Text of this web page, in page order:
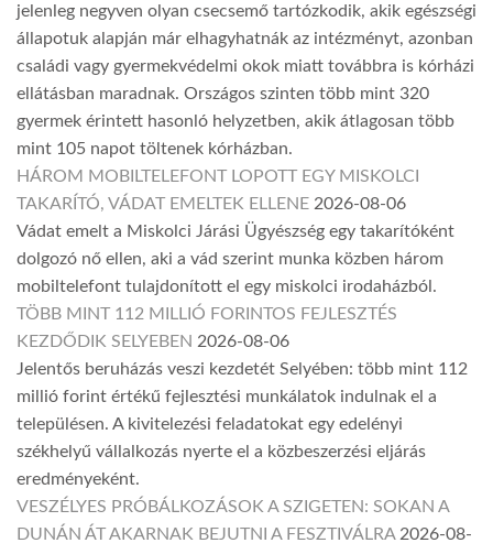
jelenleg negyven olyan csecsemő tartózkodik, akik egészségi
állapotuk alapján már elhagyhatnák az intézményt, azonban
családi vagy gyermekvédelmi okok miatt továbbra is kórházi
ellátásban maradnak. Országos szinten több mint 320
gyermek érintett hasonló helyzetben, akik átlagosan több
mint 105 napot töltenek kórházban.
HÁROM MOBILTELEFONT LOPOTT EGY MISKOLCI
TAKARÍTÓ, VÁDAT EMELTEK ELLENE 2026-08-06
Vádat emelt a Miskolci Járási Ügyészség egy takarítóként
dolgozó nő ellen, aki a vád szerint munka közben három
mobiltelefont tulajdonított el egy miskolci irodaházból.
TÖBB MINT 112 MILLIÓ FORINTOS FEJLESZTÉS
KEZDŐDIK SELYEBEN 2026-08-06
Jelentős beruházás veszi kezdetét Selyében: több mint 112
millió forint értékű fejlesztési munkálatok indulnak el a
településen. A kivitelezési feladatokat egy edelényi
székhelyű vállalkozás nyerte el a közbeszerzési eljárás
eredményeként.
VESZÉLYES PRÓBÁLKOZÁSOK A SZIGETEN: SOKAN A
DUNÁN ÁT AKARNAK BEJUTNI A FESZTIVÁLRA 2026-08-